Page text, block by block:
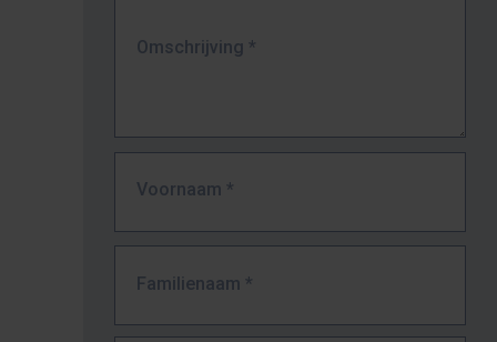
Omschrijving *
Voornaam *
Familienaam *